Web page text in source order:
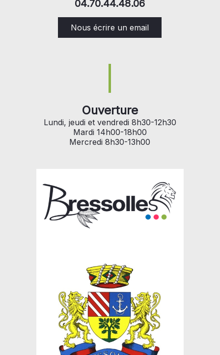
04.70.44.48.06
Nous écrire un email
Ouverture
Lundi, jeudi et vendredi 8h30-12h30
Mardi 14h00-18h00
Mercredi 8h30-13h00